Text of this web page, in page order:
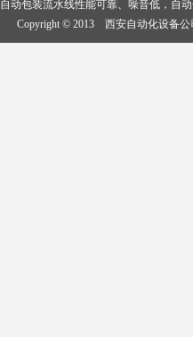
自动包装流水线性能可靠、噪音低， 自
Copyright © 2013 西安自动化设备